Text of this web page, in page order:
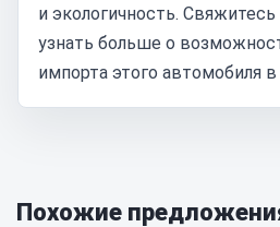
и экологичность.
узнать больше о
импорта этого автомобиля в
Похожие